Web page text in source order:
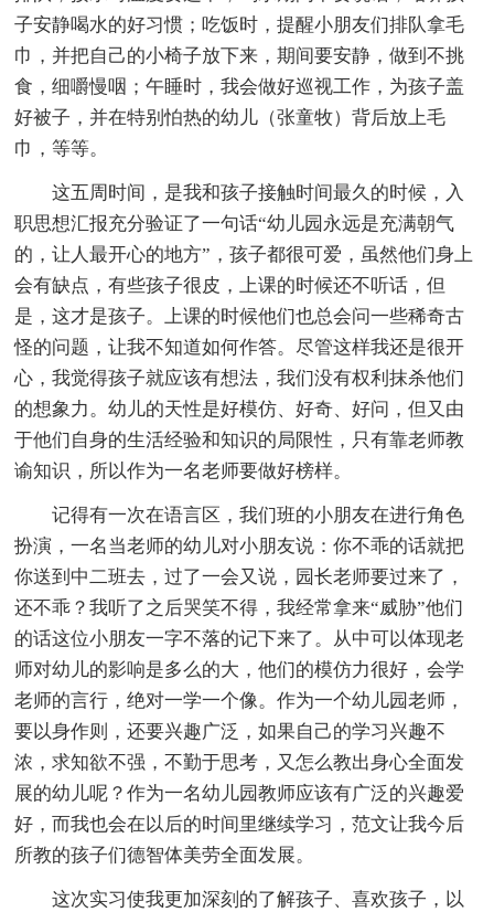
子安静喝水的好习惯；吃饭时，提醒小朋友们排队拿毛
巾，并把自己的小椅子放下来，期间要安静，做到不挑
食，细嚼慢咽；午睡时，我会做好巡视工作，为孩子盖
好被子，并在特别怕热的幼儿（张童牧）背后放上毛
巾，等等。
这五周时间，是我和孩子接触时间最久的时候，入
职思想汇报充分验证了一句话“幼儿园永远是充满朝气
的，让人最开心的地方”，孩子都很可爱，虽然他们身上
会有缺点，有些孩子很皮，上课的时候还不听话，但
是，这才是孩子。上课的时候他们也总会问一些稀奇古
怪的问题，让我不知道如何作答。尽管这样我还是很开
心，我觉得孩子就应该有想法，我们没有权利抹杀他们
的想象力。幼儿的天性是好模仿、好奇、好问，但又由
于他们自身的生活经验和知识的局限性，只有靠老师教
谕知识，所以作为一名老师要做好榜样。
记得有一次在语言区，我们班的小朋友在进行角色
扮演，一名当老师的幼儿对小朋友说：你不乖的话就把
你送到中二班去，过了一会又说，园长老师要过来了，
还不乖？我听了之后哭笑不得，我经常拿来“威胁”他们
的话这位小朋友一字不落的记下来了。从中可以体现老
师对幼儿的影响是多么的大，他们的模仿力很好，会学
老师的言行，绝对一学一个像。作为一个幼儿园老师，
要以身作则，还要兴趣广泛，如果自己的学习兴趣不
浓，求知欲不强，不勤于思考，又怎么教出身心全面发
展的幼儿呢？作为一名幼儿园教师应该有广泛的兴趣爱
好，而我也会在以后的时间里继续学习，范文让我今后
所教的孩子们德智体美劳全面发展。
这次实习使我更加深刻的了解孩子、喜欢孩子，以